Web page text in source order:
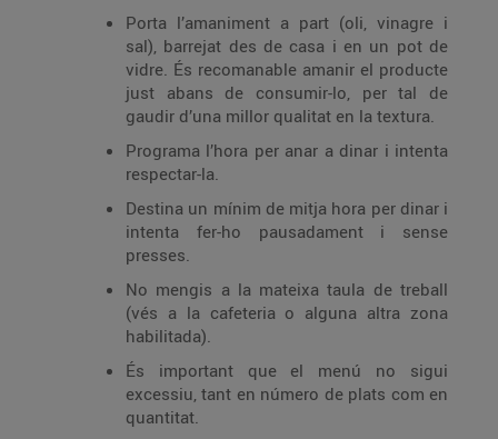
Porta l’amaniment a part (oli, vinagre i
sal), barrejat des de casa i en un pot de
vidre. És recomanable amanir el producte
just abans de consumir-lo, per tal de
gaudir d’una millor qualitat en la textura.
Programa l’hora per anar a dinar i intenta
respectar-la.
Destina un mínim de mitja hora per dinar i
intenta fer-ho pausadament i sense
presses.
No mengis a la mateixa taula de treball
(vés a la cafeteria o alguna altra zona
habilitada).
És important que el menú no sigui
excessiu, tant en número de plats com en
quantitat.